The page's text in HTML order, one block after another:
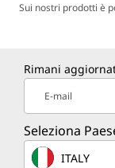
Sui nostri prodotti è
Rimani
E-mail
Seleziona
ITALY